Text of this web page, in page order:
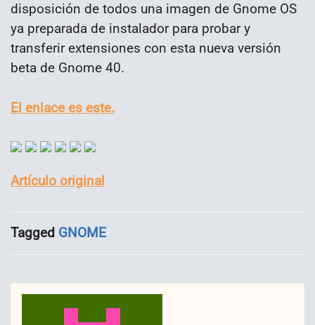
disposición de todos una imagen de Gnome OS
ya preparada de instalador para probar y
transferir extensiones con esta nueva versión
beta de Gnome 40.
El enlace es este.
Artículo original
Tagged GNOME